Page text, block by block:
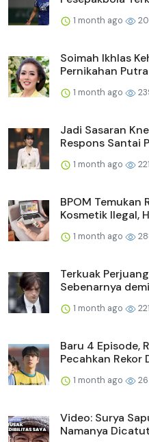
1 month ago
Soimah Ikhlas
Pernikahan Putra
1 month ago
Jadi Sasaran
Respons Santai
1 month ago 221
BPOM Temukan
Kosmetik Ilegal,
1 month ago
Terkuak
Sebenarnya
1 month ago 221
Baru 4 Episode,
Pecahkan Rekor
1 month ago
Video: Surya
Namanya